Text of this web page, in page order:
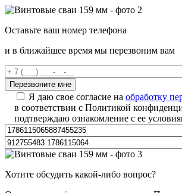
Оставьте ваш номер телефона
и в ближайшее время мы перезвоним вам
Я даю свое согласие на обработку
в соответствии с Политикой
подтверждаю ознакомление с ее
Хотите обсудить какой-либо вопрос?